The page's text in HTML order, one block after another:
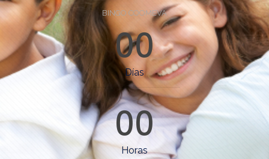
BINGO COOMEVA
00
Días
00
Horas